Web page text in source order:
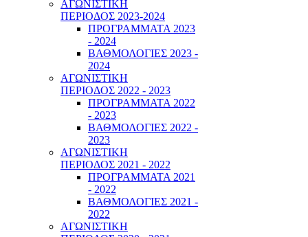
ΑΓΩΝΙΣΤΙΚΗ
ΠΕΡΙΟΔΟΣ 2023-2024
ΠΡΟΓΡΑΜΜΑΤΑ 2023
- 2024
ΒΑΘΜΟΛΟΓΙΕΣ 2023 -
2024
ΑΓΩΝΙΣΤΙΚΗ
ΠΕΡΙΟΔΟΣ 2022 - 2023
ΠΡΟΓΡΑΜΜΑΤΑ 2022
- 2023
ΒΑΘΜΟΛΟΓΙΕΣ 2022 -
2023
ΑΓΩΝΙΣΤΙΚΗ
ΠΕΡΙΟΔΟΣ 2021 - 2022
ΠΡΟΓΡΑΜΜΑΤΑ 2021
- 2022
ΒΑΘΜΟΛΟΓΙΕΣ 2021 -
2022
ΑΓΩΝΙΣΤΙΚΗ